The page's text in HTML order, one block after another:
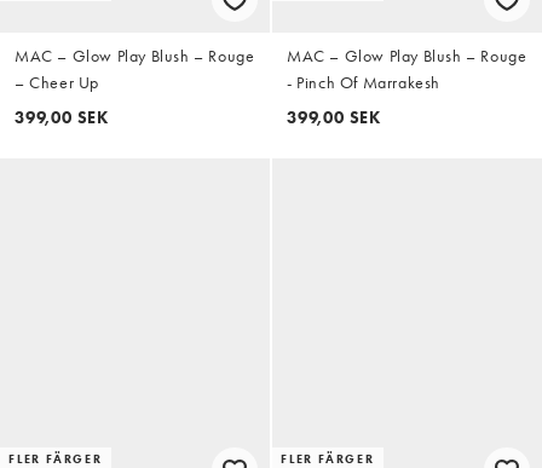
MAC – Glow Play Blush – Rouge
– Cheer Up
399,00 SEK
MAC – Glow Play Blush – Rouge
- Pinch Of Marrakesh
399,00 SEK
FLER FÄRGER FLER FÄRGER